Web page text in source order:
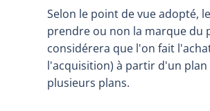
Selon le point de vue adopté,
prendre ou non la marque du
considérera que l'on fait
l'acquisition) à partir d'un
plusieurs plans.